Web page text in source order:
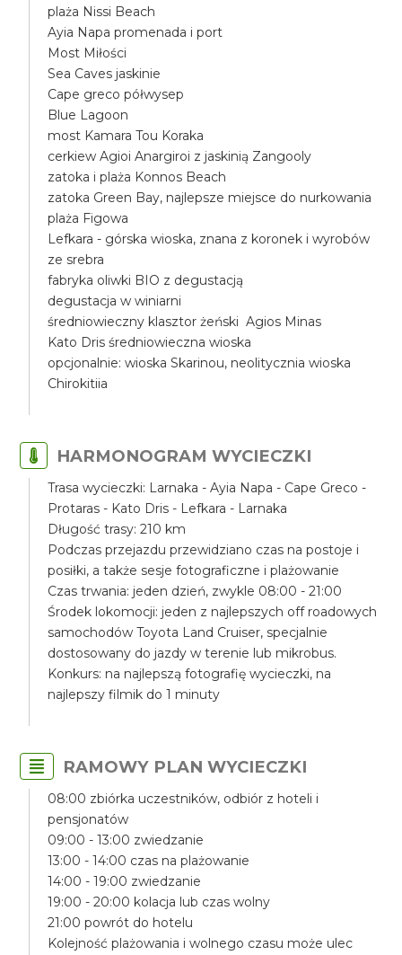
plaża Nissi Beach
Ayia Napa promenada i port
Most Miłości
Sea Caves jaskinie
Cape greco półwysep
Blue Lagoon
most Kamara Tou Koraka
cerkiew Agioi Anargiroi z jaskinią Zangooly
zatoka i plaża Konnos Beach
zatoka Green Bay, najlepsze miejsce do nurkowania
plaża Figowa
Lefkara - górska wioska, znana z koronek i wyrobów
ze srebra
fabryka oliwki BIO z degustacją
degustacja w winiarni
średniowieczny klasztor żeński Agios Minas
Kato Dris średniowieczna wioska
opcjonalnie: wioska Skarinou, neolitycznia wioska
Chirokitiia
HARMONOGRAM WYCIECZKI
Trasa wycieczki: Larnaka - Ayia Napa - Cape Greco -
Protaras - Kato Dris - Lefkara - Larnaka
Długość trasy: 210 km
Podczas przejazdu przewidziano czas na postoje i
posiłki, a także sesje fotograficzne i plażowanie
Czas trwania: jeden dzień, zwykle 08:00 - 21:00
Środek lokomocji: jeden z najlepszych off roadowych
samochodów Toyota Land Cruiser, specjalnie
dostosowany do jazdy w terenie lub mikrobus.
Konkurs: na najlepszą fotografię wycieczki, na
najlepszy filmik do 1 minuty
RAMOWY PLAN WYCIECZKI
08:00 zbiórka uczestników, odbiór z hoteli i
pensjonatów
09:00 - 13:00 zwiedzanie
13:00 - 14:00 czas na plażowanie
14:00 - 19:00 zwiedzanie
19:00 - 20:00 kolacja lub czas wolny
21:00 powrót do hotelu
Kolejność plażowania i wolnego czasu może ulec